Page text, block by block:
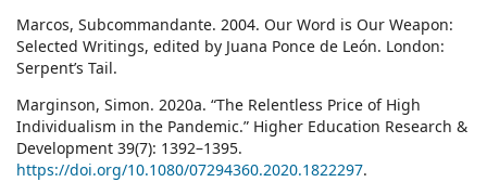
Marcos, Subcommandante. 2004. Our Word is Our Weapon:
Selected Writings, edited by Juana Ponce de León. London:
Serpent’s Tail.
Marginson, Simon. 2020a. “The Relentless Price of High
Individualism in the Pandemic.” Higher Education Research &
Development 39(7): 1392–1395.
https://doi.org/10.1080/07294360.2020.1822297.